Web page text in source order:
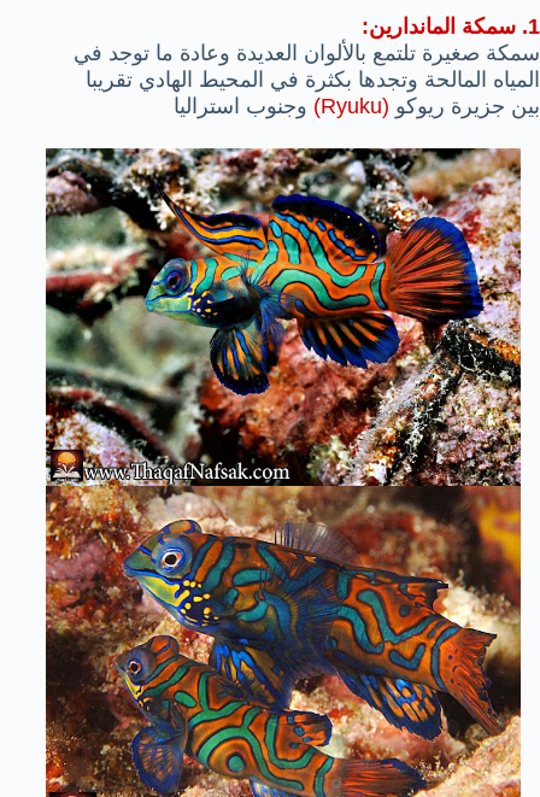
1. سمكة الماندارين:
سمكة صغيرة تلتمع بالألوان العديدة وعادة ما توجد في
المياه المالحة وتجدها بكثرة في المحيط الهادي تقريبا
بين جزيرة ريوكو (Ryuku) وجنوب استراليا